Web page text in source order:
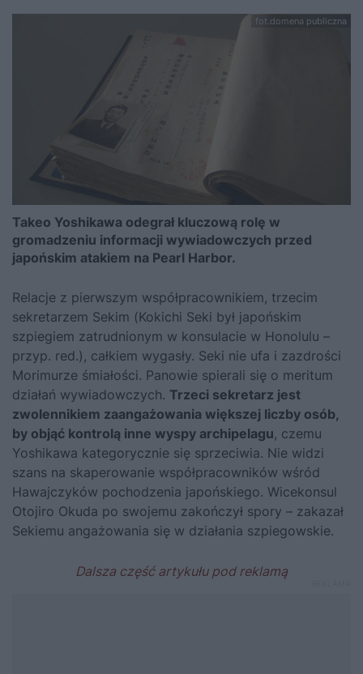
fot.domena publiczna
Takeo Yoshikawa odegrał kluczową rolę w
gromadzeniu informacji wywiadowczych przed
japońskim atakiem na Pearl Harbor.
Relacje z pierwszym współpracownikiem, trzecim
sekretarzem Sekim (Kokichi Seki był japońskim
szpiegiem zatrudnionym w konsulacie w Honolulu –
przyp. red.), całkiem wygasły. Seki nie ufa i zazdrości
Morimurze śmiałoś­ci. Panowie spierali się o meritum
działań wywiadowczych. Trzeci sekretarz jest
zwolennikiem zaangażowania większej liczby osób,
by objąć kontrolą inne wyspy archipelagu, czemu
Yoshikawa katego­rycznie się sprzeciwia. Nie widzi
szans na skaperowanie współpra­cowników wśród
Hawajczyków pochodzenia japońskiego. Wicekonsul
Otojiro Okuda po swojemu zakończył spory – zakazał
Sekiemu angażowania się w działania szpiegowskie.